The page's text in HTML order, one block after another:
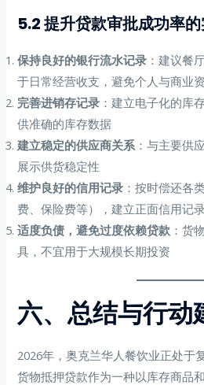
5.2 提升贷款审批成功率
保持良好的银行流水记录 ：建议餐
于日常经营收支，避免个人与商业
完善进销存记录 ：建立电子化的库
供准确的库存数据
建立稳定的供应商关系：与主要供
展示供货稳定性
维护良好的信用记录 ：按时偿还各
费、保险费等），建立正面信用记
适度负债，避免过度依赖贷款 ：货
具，不宜用于大规模长期投资
六、总结与行动
2026年，奥克兰华人餐饮业正处于
货物抵押贷款作为一种以库存商品